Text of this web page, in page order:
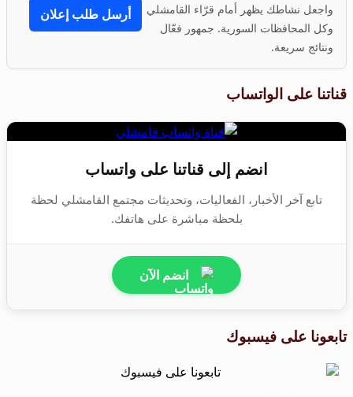
واجعل نشاطك يظهر أمام قرّاء القامشلي
وكل المحافظات السورية. جمهور فعّال
ونتائج سريعة.
أرسل طلب إعلان
قناتنا على الواتساب
انضم إلى قناتنا على واتساب
تابع آخر الأخبار، الفعاليات، وتحديثات مجتمع القامشلي لحظة
بلحظة مباشرة على هاتفك.
انضم الآن
تابعونا على فيسبوك